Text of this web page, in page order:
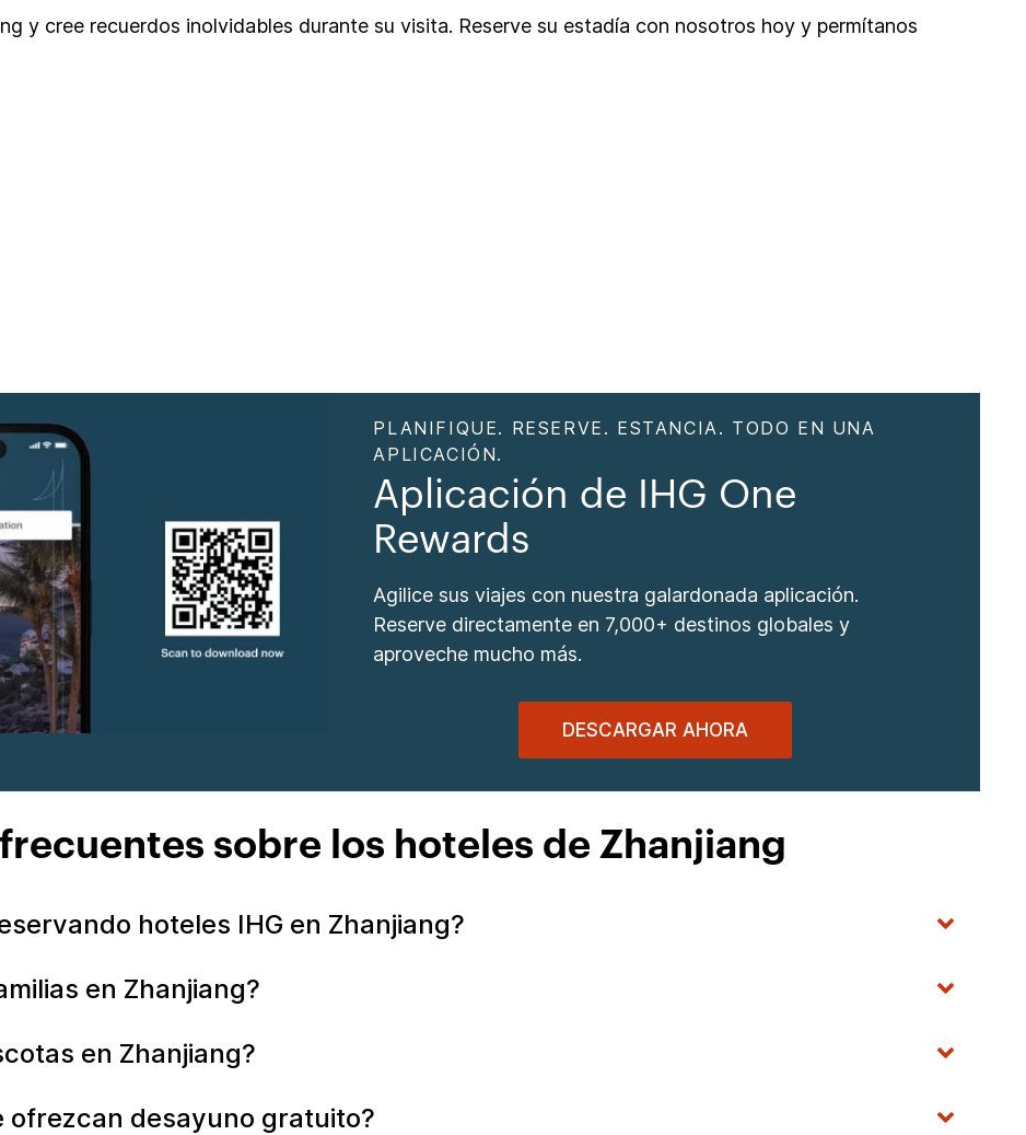
y cree recuerdos inolvidables durante su visita. Reserve su estadía con nosotros hoy y permítanos
PLANIFIQUE. RESERVE. ESTANCIA. TODO EN UNA
APLICACIÓN.
Aplicación de IHG One
Rewards
Agilice sus viajes con nuestra galardonada aplicación.
Reserve directamente en 7,000+ destinos globales y
aproveche mucho más.
DESCARGAR AHORA
sobre los hoteles de Zhanjiang
hoteles IHG en Zhanjiang?
en Zhanjiang?
en Zhanjiang?
ofrezcan desayuno gratuito?